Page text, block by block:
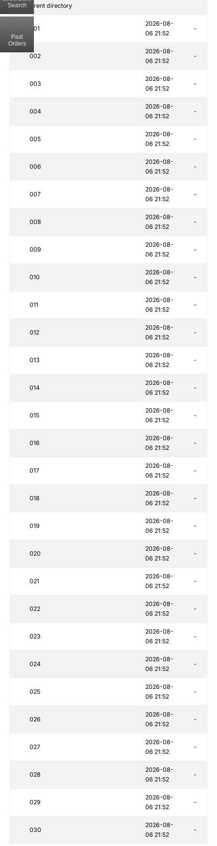
.. Parent directory
001
2026-08-
06 21:52
-
002
2026-08-
06 21:52
-
003
2026-08-
06 21:52
-
004
2026-08-
06 21:52
-
005
2026-08-
06 21:52
-
006
2026-08-
06 21:52
-
007
2026-08-
06 21:52
-
008
2026-08-
06 21:52
-
009
2026-08-
06 21:52
-
010
2026-08-
06 21:52
-
011
2026-08-
06 21:52
-
012
2026-08-
06 21:52
-
013
2026-08-
06 21:52
-
014
2026-08-
06 21:52
-
015
2026-08-
06 21:52
-
016
2026-08-
06 21:52
-
017
2026-08-
06 21:52
-
018
2026-08-
06 21:52
-
019
2026-08-
06 21:52
-
020
2026-08-
06 21:52
-
021
2026-08-
06 21:52
-
022
2026-08-
06 21:52
-
023
2026-08-
06 21:52
-
024
2026-08-
06 21:52
-
025
2026-08-
06 21:52
-
026
2026-08-
06 21:52
-
027
2026-08-
06 21:52
-
028
2026-08-
06 21:52
-
029
2026-08-
06 21:52
-
030
2026-08-
06 21:52
-
Search
Past
Orders